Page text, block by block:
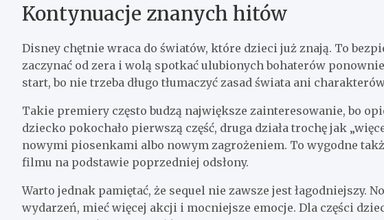
Kontynuacje znanych hitów
Disney chętnie wraca do światów, które dzieci już znają. To
zaczynać od zera i wolą spotkać ulubionych bohaterów
start, bo nie trzeba długo tłumaczyć zasad świata ani
Takie premiery często budzą największe zainteresowanie, bo
dziecko pokochało pierwszą część, druga działa trochę jak
nowymi piosenkami albo nowym zagrożeniem. To wygodne
filmu na podstawie poprzedniej odsłony.
Warto jednak pamiętać, że sequel nie zawsze jest łagodniejszy.
wydarzeń, mieć więcej akcji i mocniejsze emocje. Dla części